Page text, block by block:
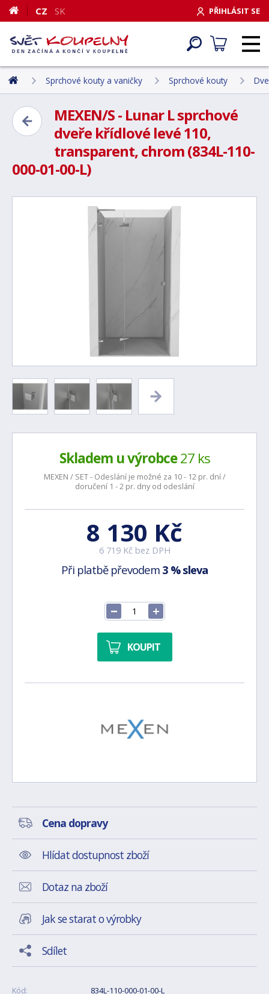
PŘIHLÁSIT SE
CZ SK
Sprchové kouty a vaničky Sprchové kouty
MEXEN/S - Lunar L sprchové
dveře křídlové levé 110,
transparent, chrom (834L-110-
000-01-00-L)
Skladem u výrobce27 ks
MEXEN / SET - Odeslání je možné za 10 - 12 pr. dní /
doručení 1 - 2 pr. dny od odeslání
8 130 Kč
6 719 Kč bez DPH
Při platbě převodem 3 % sleva
KOUPIT
Cena dopravy
Hlídat dostupnost zboží
Dotaz na zboží
Jak se starat o výrobky
Sdílet
Kód:
834L-110-000-01-00-L